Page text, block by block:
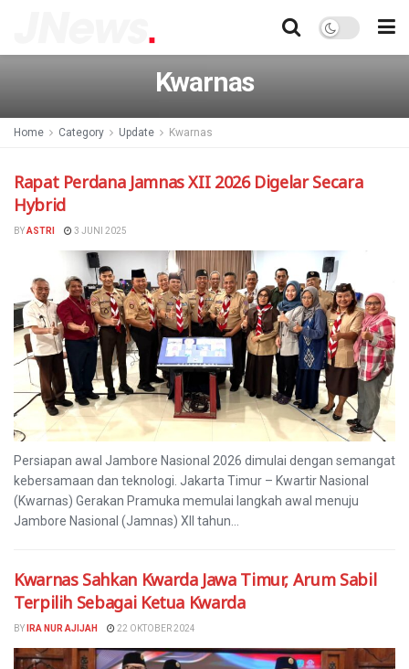
Kwarnas
Home Category Update Kwarnas
Rapat Perdana Jamnas XII 2026 Digelar Secara
Hybrid
BYASTRI 3 JUNI 2025
Persiapan awal Jambore Nasional 2026 dimulai dengan semangat
kebersamaan dan teknologi. Jakarta Timur – Kwartir Nasional
(Kwarnas) Gerakan Pramuka memulai langkah awal menuju
Jambore Nasional (Jamnas) XII tahun...
Kwarnas Sahkan Kwarda Jawa Timur, Arum Sabil
Terpilih Sebagai Ketua Kwarda
BY IRA NUR AJIJAH 22 OKTOBER 2024